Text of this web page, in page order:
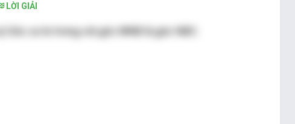
LỜI GIẢI
a) Góc so le trong với góc MNB là góc NBC.